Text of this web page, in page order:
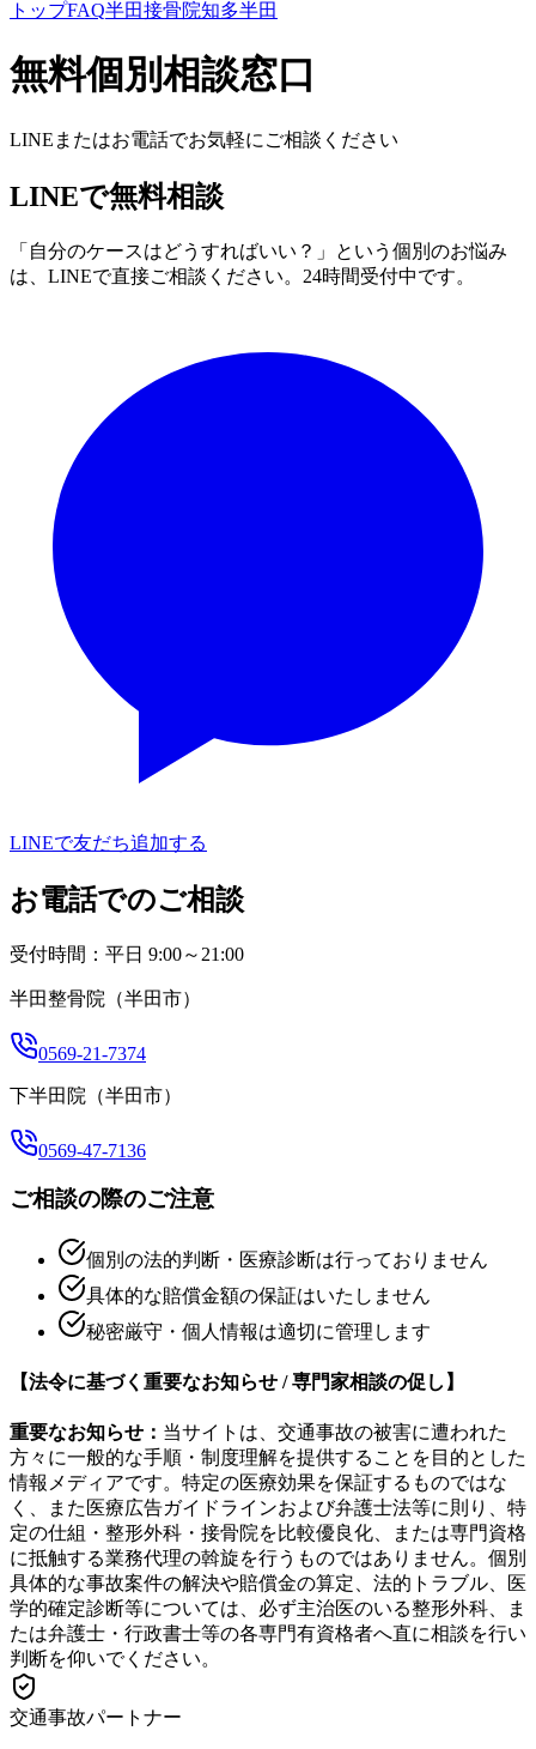
トップFAQ半田接骨院知多半田
無料個別相談窓口
LINEまたはお電話でお気軽にご相談ください
LINEで無料相談
「自分のケースはどうすればいい？」という個別のお悩み
は、LINEで直接ご相談ください。24時間受付中です。
LINEで友だち追加する
お電話でのご相談
受付時間：平日 9:00～21:00
半田整骨院（半田市）
0569-21-7374
下半田院（半田市）
0569-47-7136
ご相談の際のご注意
個別の法的判断・医療診断は行っておりません
具体的な賠償金額の保証はいたしません
秘密厳守・個人情報は適切に管理します
【法令に基づく重要なお知らせ / 専門家相談の促し】
重要なお知らせ： 当サイトは、交通事故の被害に遭われた
方々に一般的な手順・制度理解を提供することを目的とした
情報メディアです。特定の医療効果を保証するものではな
く、また医療広告ガイドラインおよび弁護士法等に則り、特
定の仕組・整形外科・接骨院を比較優良化、または専門資格
に抵触する業務代理の斡旋を行うものではありません。個別
具体的な事故案件の解決や賠償金の算定、法的トラブル、医
学的確定診断等については、必ず主治医のいる整形外科、ま
たは弁護士・行政書士等の各専門有資格者へ直に相談を行い
判断を仰いでください。
交通事故パートナー